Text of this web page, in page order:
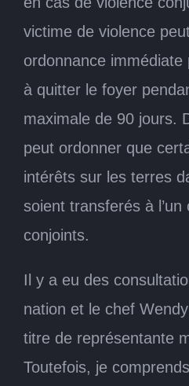
victime de violence
ordonnance immédiate
à quitter le foyer
maximale de 90 jours.
peut ordonner que
intérêts sur les terres
soient transferés à l’un
conjoints.
Il y a eu des
nation et le chef
titre de représentante
Toutefois, je